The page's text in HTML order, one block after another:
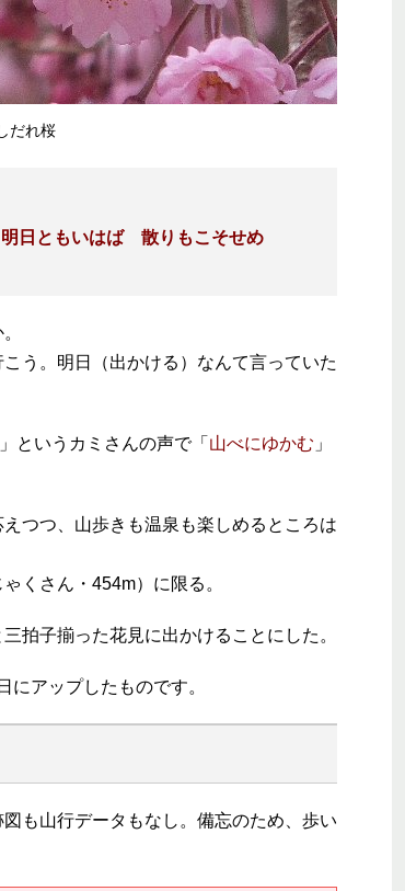
だれ桜
日ともいはば 散りもこそせめ
う。明日（出かける）なんて言っていた
というカミさんの声で「 山べにゆかむ 」
つつ、山歩きも温泉も楽しめるところは
くさん・454m）に限る。
拍子揃った花見に出かけることにした。
アップしたものです。
も山行データもなし。備忘のため、歩い